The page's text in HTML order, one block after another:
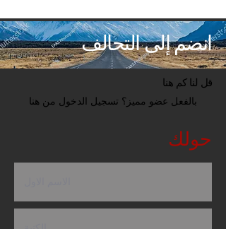
انضم إلى التحالف
قل لنا كم هنا
بالفعل عضو مميز؟ تسجيل الدخول من هنا
حولك